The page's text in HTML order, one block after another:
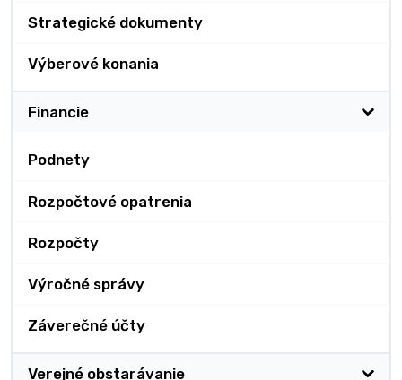
Strategické dokumenty
Výberové konania
Financie
Podnety
Rozpočtové opatrenia
Rozpočty
Výročné správy
Záverečné účty
Verejné obstarávanie